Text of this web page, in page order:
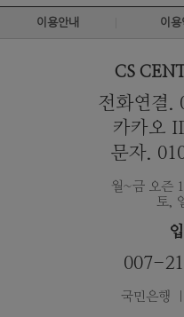
이용안내 이용
CS
전화연결.
카카오
문자.
월~금 오즌
토,
007-
국민은행